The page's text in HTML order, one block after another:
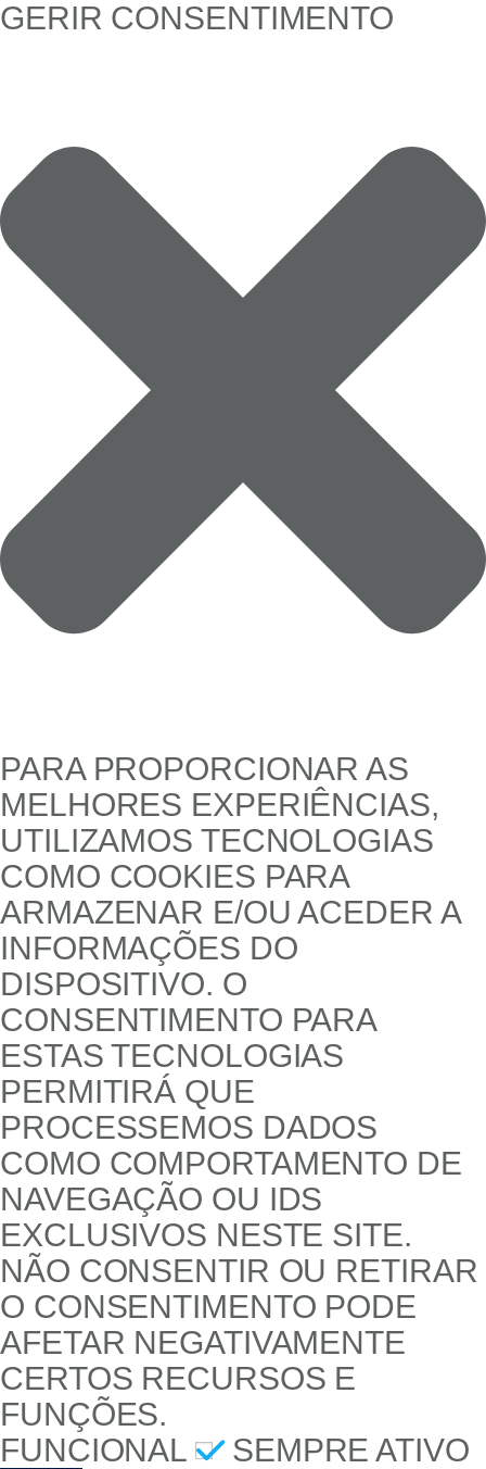
GERIR CONSENTIMENTO
PARA PROPORCIONAR AS
MELHORES EXPERIÊNCIAS,
UTILIZAMOS TECNOLOGIAS
COMO COOKIES PARA
ARMAZENAR E/OU ACEDER A
INFORMAÇÕES DO
DISPOSITIVO. O
CONSENTIMENTO PARA
ESTAS TECNOLOGIAS
PERMITIRÁ QUE
PROCESSEMOS DADOS
COMO COMPORTAMENTO DE
NAVEGAÇÃO OU IDS
EXCLUSIVOS NESTE SITE.
NÃO CONSENTIR OU RETIRAR
O CONSENTIMENTO PODE
AFETAR NEGATIVAMENTE
CERTOS RECURSOS E
FUNÇÕES.
FUNCIONAL
SEMPRE ATIVO